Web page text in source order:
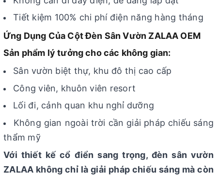
Tiết kiệm 100% chi phí điện năng hàng tháng
Ứng Dụng Của Cột Đèn Sân Vườn ZALAA OEM
Sản phẩm lý tưởng cho các không gian:
Sân vườn biệt thự, khu đô thị cao cấp
Công viên, khuôn viên resort
Lối đi, cảnh quan khu nghỉ dưỡng
Không gian ngoài trời cần giải pháp chiếu sáng
thẩm mỹ
Với thiết kế cổ điển sang trọng, đèn sân vườn
ZALAA không chỉ là giải pháp chiếu sáng mà còn